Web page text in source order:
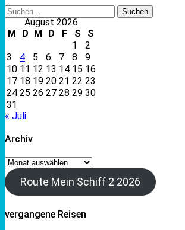
Suchen
nach:August 2026
M
D M D F S
S
1
2
3
4 5 6 7 8
9
10 11 12 13 14 15 16
17 18 19 20 21 22 23
24 25 26 27 28 29 30
31
« Juli
Archiv
Archiv
Route Mein Schiff 2 2026
vergangene Reisen